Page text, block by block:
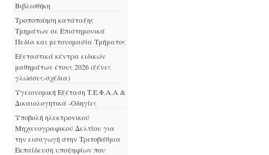
Βιβλιοθήκη
Τροποποίηση κατάταξης
Τμημάτων σε Επιστημονικά
Πεδία και μετονομασία Τμήματος
Εξεταστικά κέντρα ειδικών
μαθημάτων έτους 2026 (ξένες
γλώσσες-σχέδια)
Υγειονομική Εξέταση Τ.Ε.Φ.Α.Α &
Δικαιολογητικά -Οδηγίες
Υποβολή ηλεκτρονικού
Μηχανογραφικού Δελτίου για
την εισαγωγή στην Τριτοβάθμια
Εκπαίδευση υποψηφίων που